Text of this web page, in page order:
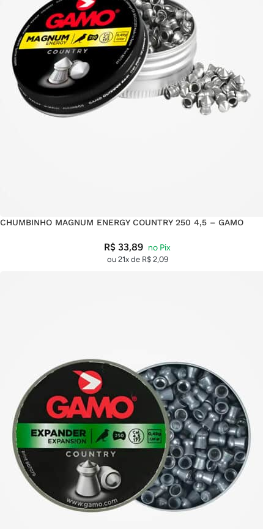
CHUMBINHO MAGNUM ENERGY COUNTRY 250 4,5 – GAMO
R$33,89
ou 21x de R$2,09